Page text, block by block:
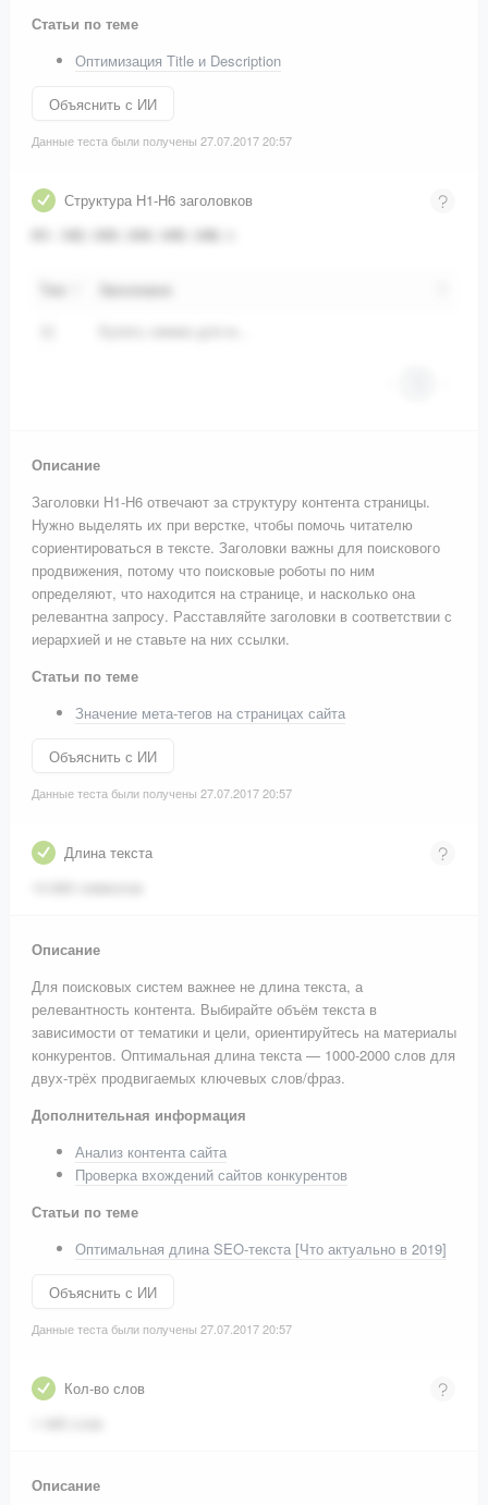
Статьи по теме
Оптимизация Title и Description
Объяснить с ИИ
Данные теста были получены 27.07.2017 20:57
Структура H1-H6 заголовков
Заголовок
Описание
Заголовки H1-H6 отвечают за структуру контента страницы.
Нужно выделять их при верстке, чтобы помочь читателю
сориентироваться в тексте. Заголовки важны для поискового
продвижения, потому что поисковые роботы по ним
определяют, что находится на странице, и насколько она
релевантна запросу. Расставляйте заголовки в соответствии с
иерархией и не ставьте на них ссылки.
Статьи по теме
Значение мета-тегов на страницах сайта
Объяснить с ИИ
Данные теста были получены 27.07.2017 20:57
Длина текста
Описание
Для поисковых систем важнее не длина текста, а
релевантность контента. Выбирайте объём текста в
зависимости от тематики и цели, ориентируйтесь на материалы
конкурентов. Оптимальная длина текста — 1000-2000 слов для
двух-трёх продвигаемых ключевых слов/фраз.
Дополнительная информация
Анализ контента сайта
Проверка вхождений сайтов конкурентов
Статьи по теме
Оптимальная длина SEO-текста [Что актуально в 2019]
Объяснить с ИИ
Данные теста были получены 27.07.2017 20:57
Кол-во слов
Описание